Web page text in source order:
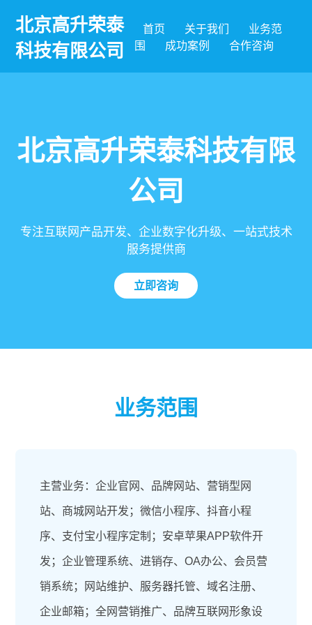
北京高升荣泰
科技有限公司
首页 关于我们
业务范
围
成功案例 合作咨询
北京高升荣泰科技有限
公司
专注互联网产品开发、企业数字化升级、一站式技术
服务提供商
立即咨询
业务范围
主营业务：企业官网、品牌网站、营销型网
站、商城网站开发；微信小程序、抖音小程
序、支付宝小程序定制；安卓苹果APP软件开
发；企业管理系统、进销存、OA办公、会员营
销系统；网站维护、服务器托管、域名注册、
企业邮箱；全网营销推广、品牌互联网形象设